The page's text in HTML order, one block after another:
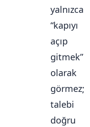
yalnızca
“kapıyı
açıp
gitmek”
olarak
görmez;
talebi
doğru